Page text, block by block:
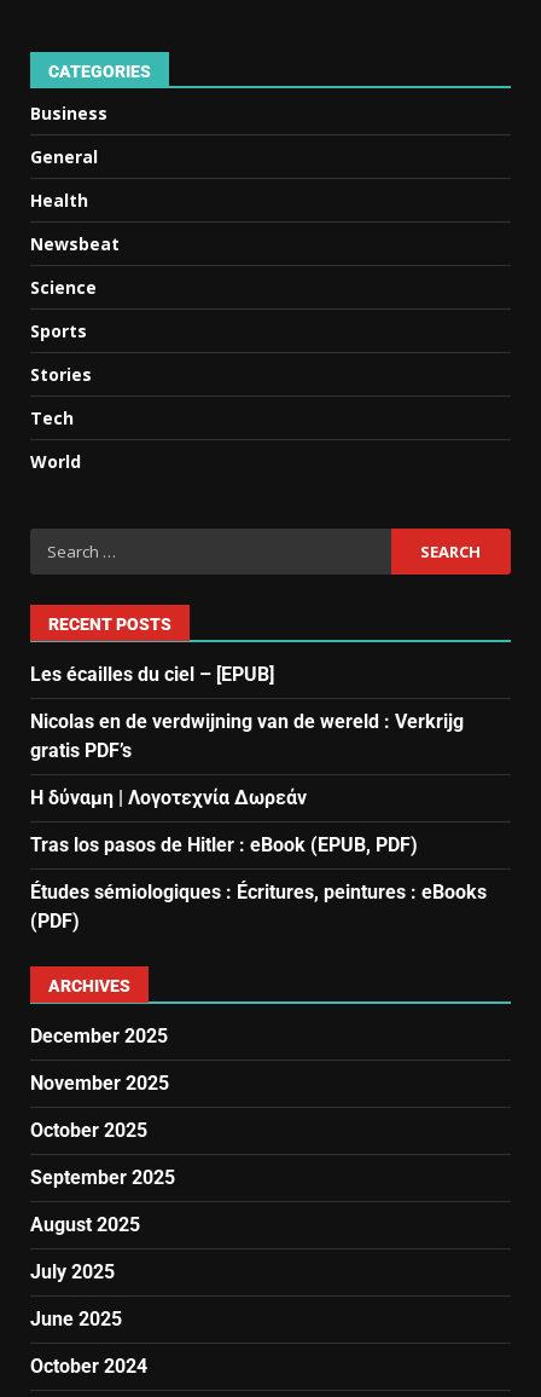
CATEGORIES
Business
General
Health
Newsbeat
Science
Sports
Stories
Tech
World
RECENT POSTS
Les écailles du ciel – [EPUB]
Nicolas en de verdwijning van de wereld : Verkrijg
gratis PDF’s
Η δύναμη | Λογοτεχνία Δωρεάν
Tras los pasos de Hitler : eBook (EPUB, PDF)
Études sémiologiques : Écritures, peintures : eBooks
(PDF)
ARCHIVES
December 2025
November 2025
October 2025
September 2025
August 2025
July 2025
June 2025
October 2024